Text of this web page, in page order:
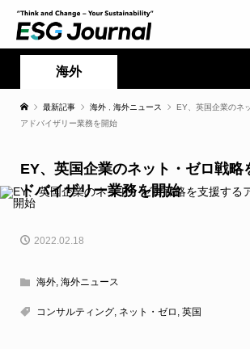
海外
最新記事 海外 海外ニュース
EY、英国企業のネ
アドバイザリー業務を開始
EY、英国企業のネット・ゼロ戦略
ドバイザリー業務を開始
2022.02.18
海外, 海外ニュース
コンサルティング, ネット・ゼロ , 英国